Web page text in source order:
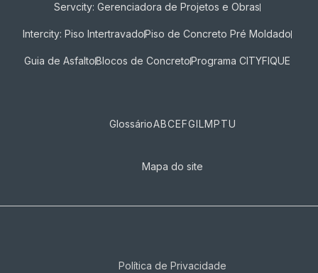
Servcity: Gerenciadora de Projetos e Obras
Intercity: Piso IntertravadoPiso de Concreto Pré Moldado
Guia de AsfaltoBlocos de ConcretoPrograma CITYFIQUE
GlossárioABCEFGILMPTU
Mapa do site
Política de Privacidade